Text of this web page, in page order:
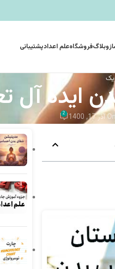
وبلاگفروشگاهعلم اعدادپشتیبانی
ایده آل
On آذر 17, 1400 2